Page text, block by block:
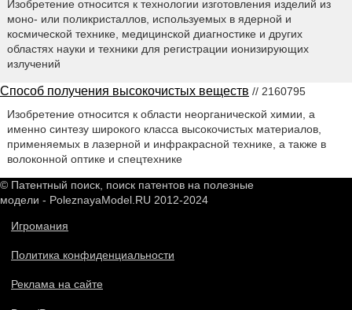
Изобретение относится к технологии изготовления изделий из
моно- или поликристаллов, используемых в ядерной и
космической технике, медицинской диагностике и других
областях науки и техники для регистрации ионизирующих
излучений
Способ получения высокочистых веществ // 2160795
Изобретение относится к области неорганической химии, а
именно синтезу широкого класса высокочистых материалов,
применяемых в лазерной и инфракрасной технике, а также в
волоконной оптике и спецтехнике
© Патентный поиск, поиск патентов на полезные
модели - PoleznayaModel.RU 2012-2024
Игромания
Политика конфиденциальности
Реклама на сайте